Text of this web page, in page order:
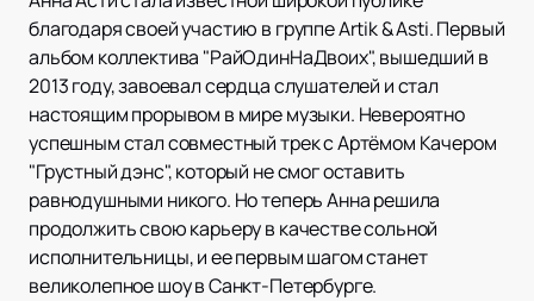
благодаря своей участию в группе Artik & Asti. Первый
альбом коллектива "РайОдинНаДвоих", вышедший в
2013 году, завоевал сердца слушателей и стал
настоящим прорывом в мире музыки. Невероятно
успешным стал совместный трек с Артёмом Качером
"Грустный дэнс", который не смог оставить
равнодушными никого. Но теперь Анна решила
продолжить свою карьеру в качестве сольной
исполнительницы, и ее первым шагом станет
великолепное шоу в Санкт-Петербурге.